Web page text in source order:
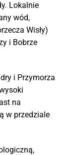
Lokalnie
wód,
Wisły)
i Bobrze
i Przymorza
na
w przedziale